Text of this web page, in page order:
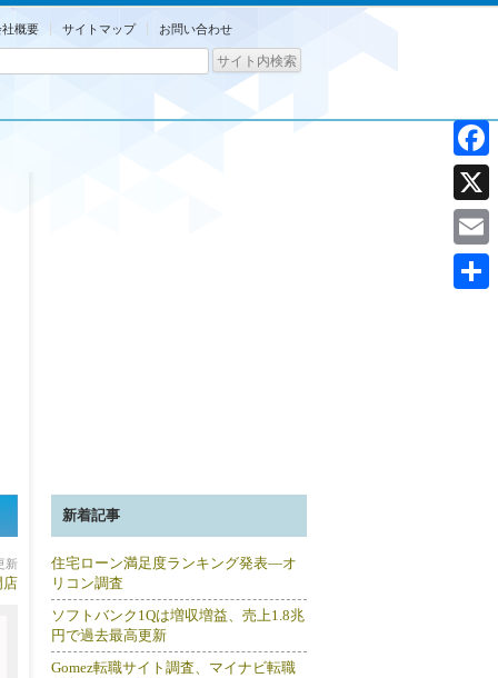
社概要 サイトマップ お問い合わせ
新
店
新着記事
住宅ローン満足度ランキング発表―オ
リコン調査
ソフトバンク1Qは増収増益、売上1.8兆
円で過去最高更新
Gomez転職サイト調査、マイナビ転職
X
Email